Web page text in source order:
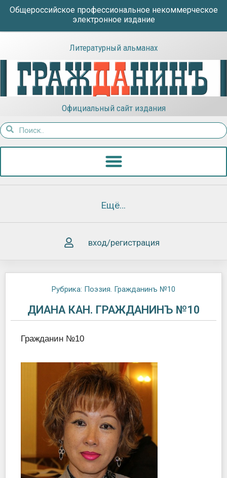
Общероссийское профессиональное некоммерческое
электронное издание
Литературный альманах
Официальный сайт издания
Ещё…
вход/регистрация
Рубрика: Поэзия. Гражданинъ №10
ДИАНА КАН. ГРАЖДАНИНЪ №10
Гражданин №10